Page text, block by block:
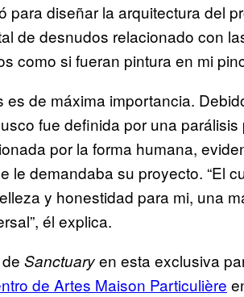
para diseñar la arquitectura del
de desnudos relacionado con
como si fueran pintura en mi
de máxima importancia.
fue definida por una
por la forma humana,
le demandaba su proyecto. “El
y honestidad para mi, una
él explica.
Sanctuaryen esta exclusiva
de Artes Maison Particulière